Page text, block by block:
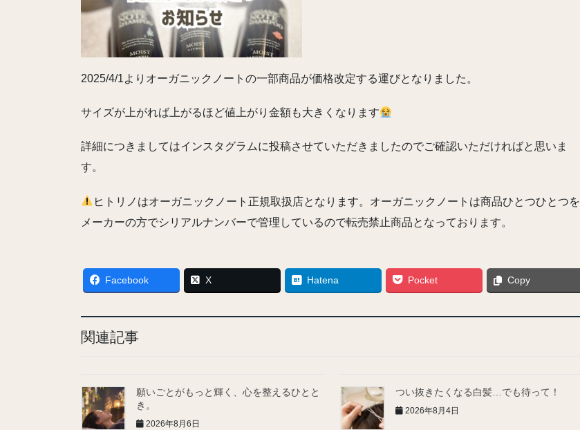
2025/4/1よりオーガニックノートの一部商品が価格改定する運びとなりました。
サイズが上がれば上がるほど値上がり金額も大きくなります
詳細につきましてはインスタグラムに投稿させていただきましたのでご確認いただければと思いま
す。
ヒトリノはオーガニックノート正規取扱店となります。オーガニックノートは商品ひとつひとつを
メーカーの方でシリアルナンバーで管理しているので転売禁止商品となっております。
Facebook X Hatena Pocket Copy
関連記事
願いごとがもっと輝く、心を整えるひとと
き。
2026年8月6日
つい抜きたくなる白髪…でも待って！
2026年8月4日